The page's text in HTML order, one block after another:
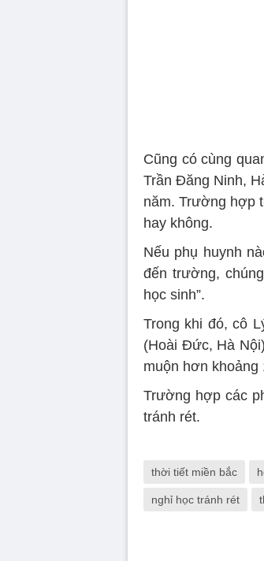
Cũng có cùng
Trần Đăng Ninh,
năm. Trường hợp
hay không.
Nếu phụ huynh
đến trường,
học sinh”.
Trong khi đó, cô
(Hoài Đức, Hà
muộn hơn khoảng
Trường hợp các
tránh rét.
thời tiết miền bắc
nghỉ học tránh rét